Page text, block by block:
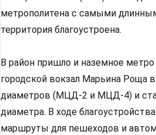
метрополитена с самыми
территория благоустроена.
В район пришло и наземное
городской вокзал Марьина Роща
диаметров (МЦД-2 и МЦД-4) и
диаметра. В ходе
маршруты для пешеходов и